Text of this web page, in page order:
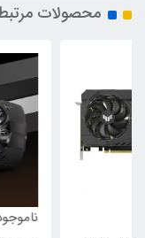
محصولات